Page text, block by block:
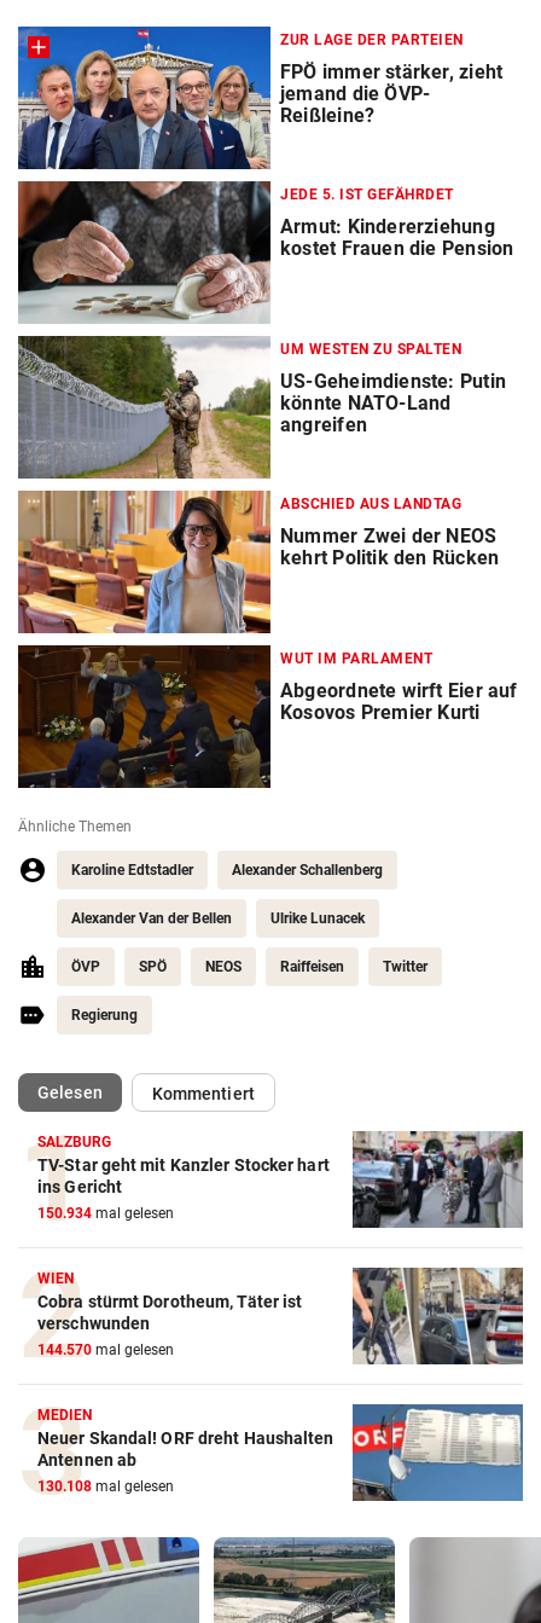
ZUR LAGE DER PARTEIEN
FPÖ immer stärker, zieht
jemand die ÖVP-
Reißleine?
JEDE 5. IST GEFÄHRDET
Armut: Kindererziehung
kostet Frauen die Pension
UM WESTEN ZU SPALTEN
US-Geheimdienste: Putin
könnte NATO-Land
angreifen
ABSCHIED AUS LANDTAG
Nummer Zwei der NEOS
kehrt Politik den Rücken
WUT IM PARLAMENT
Abgeordnete wirft Eier auf
Kosovos Premier Kurti
Ähnliche Themen
Karoline Edtstadler Alexander Schallenberg
Alexander Van der Bellen Ulrike Lunacek
ÖVP SPÖ NEOS Raiffeisen Twitter
Regierung
Gelesen(ausgewählt)Kommentiert
SALZBURG
TV-Star geht mit Kanzler Stocker hart
ins Gericht
150.934 mal gelesen
WIEN
Cobra stürmt Dorotheum, Täter ist
verschwunden
144.570 mal gelesen
MEDIEN
Neuer Skandal! ORF dreht Haushalten
Antennen ab
130.108 mal gelesen